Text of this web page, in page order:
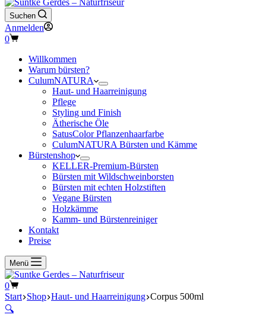
Suchen
Anmelden
Warenkorb
0
Willkommen
Warum bürsten?
CulumNATURA
Haut- und Haarreinigung
Pflege
Styling und Finish
Ätherische Öle
SatusColor Pflanzenhaarfarbe
CulumNATURA Bürsten und Kämme
Bürstenshop
KELLER-Premium-Bürsten
Bürsten mit Wildschweinborsten
Bürsten mit echten Holzstiften
Vegane Bürsten
Holzkämme
Kamm- und Bürstenreiniger
Kontakt
Preise
Menü
Warenkorb
0
Start Shop Haut- und Haarreinigung Corpus 500ml
🔍